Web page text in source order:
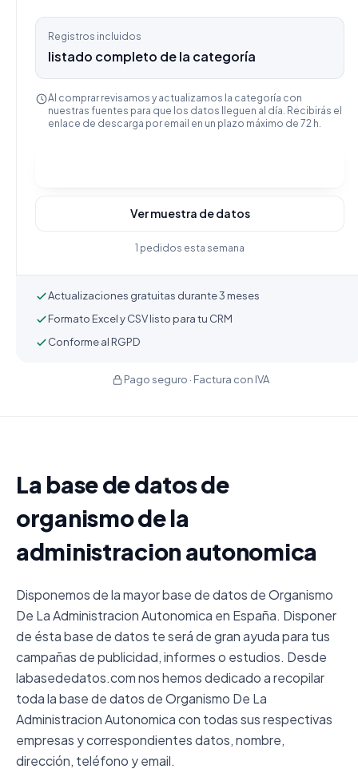
Registros incluidos
listado completo de la categoría
Al comprar revisamos y actualizamos la categoría con
nuestras fuentes para que los datos lleguen al día. Recibirás el
enlace de descarga por email en un plazo máximo de 72 h.
Ver muestra de datos
1 pedidos esta semana
Actualizaciones gratuitas durante 3 meses
Formato Excel y CSV listo para tu CRM
Conforme al RGPD
Pago seguro · Factura con IVA
La base de datos de
organismo de la
administracion autonomica
Disponemos de la mayor base de datos de Organismo
De La Administracion Autonomica en España. Disponer
de ésta base de datos te será de gran ayuda para tus
campañas de publicidad, informes o estudios. Desde
labasededatos.com nos hemos dedicado a recopilar
toda la base de datos de Organismo De La
Administracion Autonomica con todas sus respectivas
empresas y correspondientes datos, nombre,
dirección, teléfono y email.